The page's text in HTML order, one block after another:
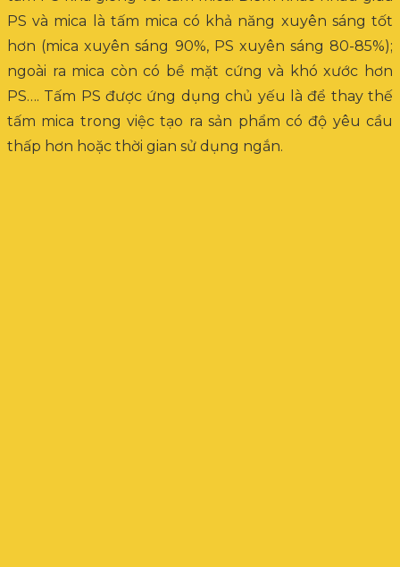
PS và mica là tấm mica có khả năng xuyên sáng tốt
hơn (mica xuyên sáng 90%, PS xuyên sáng 80-85%);
ngoài ra mica còn có bề mặt cứng và khó xước hơn
PS…. Tấm PS được ứng dụng chủ yếu là để thay thế
tấm mica trong việc tạo ra sản phẩm có độ yêu cầu
thấp hơn hoặc thời gian sử dụng ngắn.